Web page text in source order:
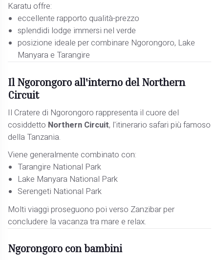
Karatu offre:
eccellente rapporto qualità-prezzo
splendidi lodge immersi nel verde
posizione ideale per combinare Ngorongoro, Lake
Manyara e Tarangire
Il Ngorongoro all'interno del Northern
Circuit
Il Cratere di Ngorongoro rappresenta il cuore del
cosiddetto Northern Circuit, l'itinerario safari più famoso
della Tanzania.
Viene generalmente combinato con:
Tarangire National Park
Lake Manyara National Park
Serengeti National Park
Molti viaggi proseguono poi verso Zanzibar per
concludere la vacanza tra mare e relax.
Ngorongoro con bambini